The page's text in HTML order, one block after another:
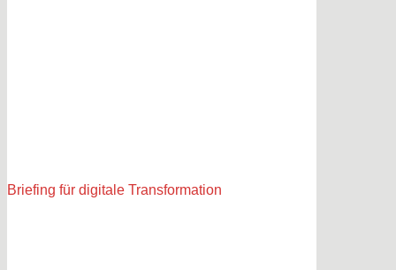
Briefing für digitale Transformation